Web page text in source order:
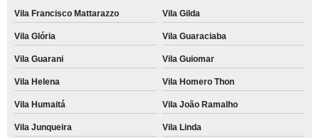
Vila Francisco Mattarazzo Vila Gilda
Vila Glória Vila Guaraciaba
Vila Guarani Vila Guiomar
Vila Helena Vila Homero Thon
Vila Humaitá Vila João Ramalho
Vila Junqueira Vila Linda